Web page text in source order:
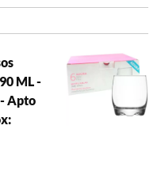
ML -
Apto